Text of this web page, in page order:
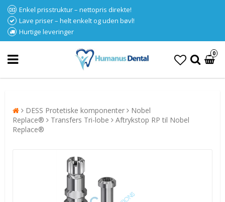
Enkel prisstruktur – nettopris direkte!
Lave priser – helt enkelt og uden bøvl!
Hurtige leveringer
0
DESS Protetiske komponenter
Nobel
Replace®
Transfers Tri-lobe
Aftrykstop RP til Nobel
Replace®